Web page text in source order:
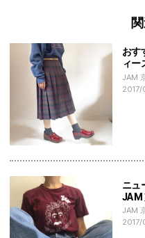
おす
ィー
JAM
ニ
JAM
JAM